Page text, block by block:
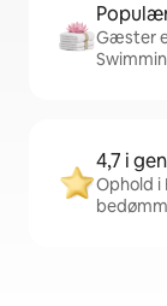
Gæster
4,7 i
Ophold i